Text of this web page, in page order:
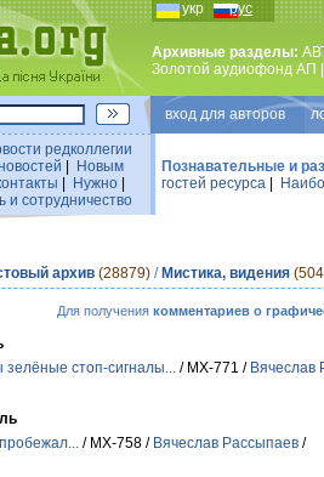
укр рус
Архивные разделы:
Золотой аудиофонд АП
вход для авторов
редколлегии
Новым
Нужно|
и сотрудничество
Познавательные и
гостей ресурса
архив (28879) / Мистика, видения
Для получения комментариев о
стоп-сигналы... / МХ-771 / Вячеслав
/ МХ-758 / Вячеслав Рассыпаев /